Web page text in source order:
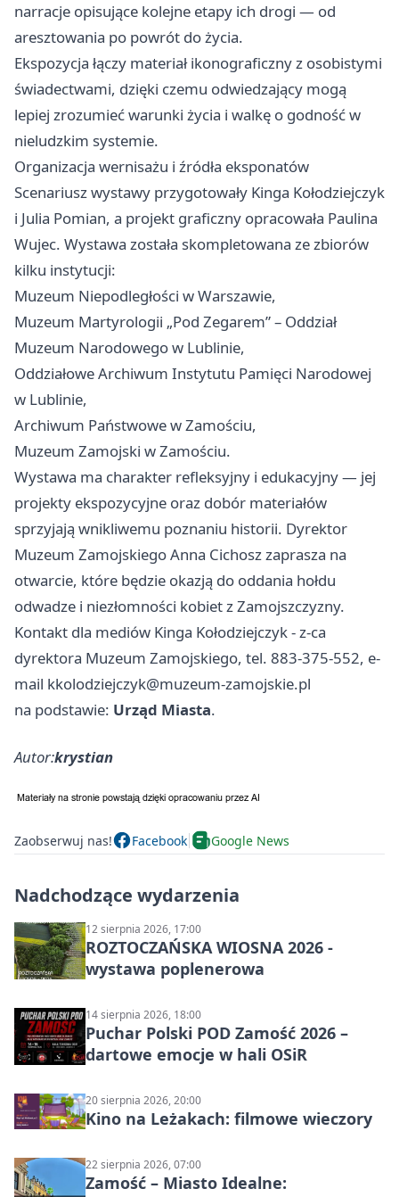
narracje opisujące kolejne etapy ich drogi — od
aresztowania po powrót do życia.
Ekspozycja łączy materiał ikonograficzny z osobistymi
świadectwami, dzięki czemu odwiedzający mogą
lepiej zrozumieć warunki życia i walkę o godność w
nieludzkim systemie.
Organizacja wernisażu i źródła eksponatów
Scenariusz wystawy przygotowały Kinga Kołodziejczyk
i Julia Pomian, a projekt graficzny opracowała Paulina
Wujec. Wystawa została skompletowana ze zbiorów
kilku instytucji:
Muzeum Niepodległości w Warszawie,
Muzeum Martyrologii „Pod Zegarem” – Oddział
Muzeum Narodowego w Lublinie,
Oddziałowe Archiwum Instytutu Pamięci Narodowej
w Lublinie,
Archiwum Państwowe w Zamościu,
Muzeum Zamojski w Zamościu.
Wystawa ma charakter refleksyjny i edukacyjny — jej
projekty ekspozycyjne oraz dobór materiałów
sprzyjają wnikliwemu poznaniu historii. Dyrektor
Muzeum Zamojskiego Anna Cichosz zaprasza na
otwarcie, które będzie okazją do oddania hołdu
odwadze i niezłomności kobiet z Zamojszczyzny.
Kontakt dla mediów Kinga Kołodziejczyk - z-ca
dyrektora Muzeum Zamojskiego, tel. 883-375-552, e-
mail kkolodziejczyk@muzeum-zamojskie.pl
na podstawie: Urząd Miasta.
Autor:krystian
Zaobserwuj nas! Facebook Google News
Nadchodzące wydarzenia
12 sierpnia 2026, 17:00
ROZTOCZAŃSKA WIOSNA 2026 -
wystawa poplenerowa
14 sierpnia 2026, 18:00
Puchar Polski POD Zamość 2026 –
dartowe emocje w hali OSiR
20 sierpnia 2026, 20:00
Kino na Leżakach: filmowe wieczory
22 sierpnia 2026, 07:00
Zamość – Miasto Idealne: